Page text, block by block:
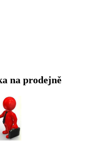
na prodejně